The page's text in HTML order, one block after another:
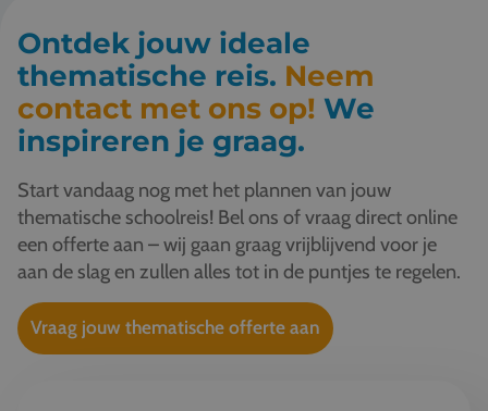
Ontdek jouw ideale
thematische reis. Neem
contact met ons op! We
inspireren je graag.
Start vandaag nog met het plannen van jouw
thematische schoolreis! Bel ons of vraag direct online
een offerte aan – wij gaan graag vrijblijvend voor je
aan de slag en zullen alles tot in de puntjes te regelen.
Vraag jouw thematische offerte aan